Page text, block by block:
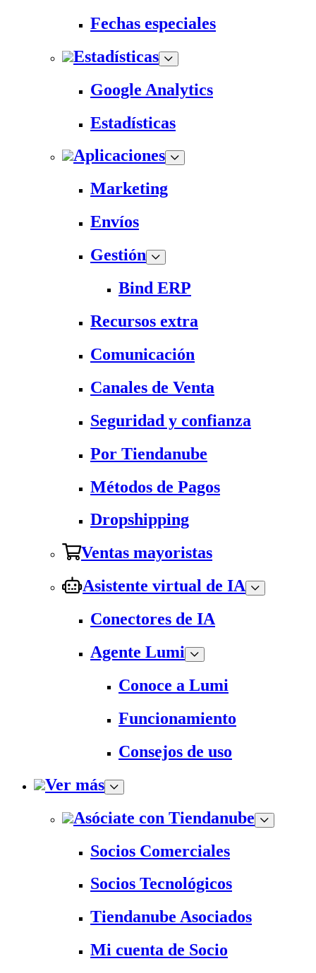
Fechas especiales
Estadísticas
Google Analytics
Estadísticas
Aplicaciones
Marketing
Envíos
Gestión
Bind ERP
Recursos extra
Comunicación
Canales de Venta
Seguridad y confianza
Por Tiendanube
Métodos de Pagos
Dropshipping
Ventas mayoristas
Asistente virtual de IA
Conectores de IA
Agente Lumi
Conoce a Lumi
Funcionamiento
Consejos de uso
Ver más
Asóciate con Tiendanube
Socios Comerciales
Socios Tecnológicos
Tiendanube Asociados
Mi cuenta de Socio